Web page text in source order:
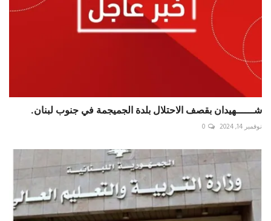
شــــــهيدان بقصف الاحتلال بلدة الجميجمة في جنوب لبنان.
نوفمبر 14, 2024 0